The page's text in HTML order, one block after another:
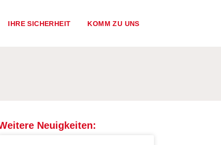
IHRE SICHERHEIT KOMM ZU UNS
Neuigkeiten: